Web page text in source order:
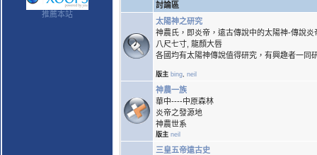
推薦本站
討論區
太陽神之研究
神農氏，即炎帝，遠古傳說中的太陽神-傳說
八尺七寸, 龍顏大唇
各國均有太陽神傳說值得研究，有興趣者一同
版主 bing, neil
神農一族
華中----中原森林
炎帝之發源地
神農世系
版主 neil
三皇五帝遠古史